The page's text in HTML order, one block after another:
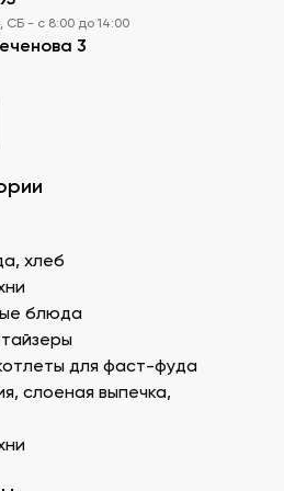
с нейтральным вкусом и
продуктов для суши в ДНР
филе лосося,
А также окунь унаги,
Стружка тунца бонито –
тигровую, дикую. В
для суши –
оптом и с доставкой.
пшеничной и рисовой муки с
корочки. Можно
мучной продукт для суши в
нори – качественные продукты
доставкой.
Свежайшие продукты для
СБ - с 8:00 до 14:00
3
хлеб
блюда
для фаст-фуда
слоеная выпечка,